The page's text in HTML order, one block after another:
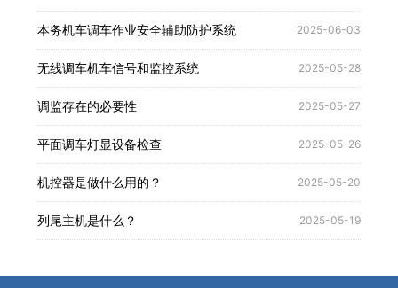
本务机车调车作业安全辅助防护系统 2025-06-03
无线调车机车信号和监控系统 2025-05-28
调监存在的必要性 2025-05-27
平面调车灯显设备检查 2025-05-26
机控器是做什么用的？ 2025-05-20
列尾主机是什么？ 2025-05-19